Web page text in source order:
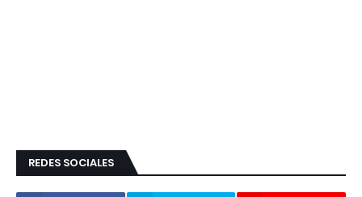
REDES SOCIALES